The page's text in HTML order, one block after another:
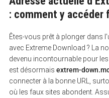
: comment y accéder
Êtes-vous prêt à plonger dans
avec Extreme Download ? La
devenu incontournable pour
est désormais extrem-
connecter à la bonne URL,
où les faux sites abondent.